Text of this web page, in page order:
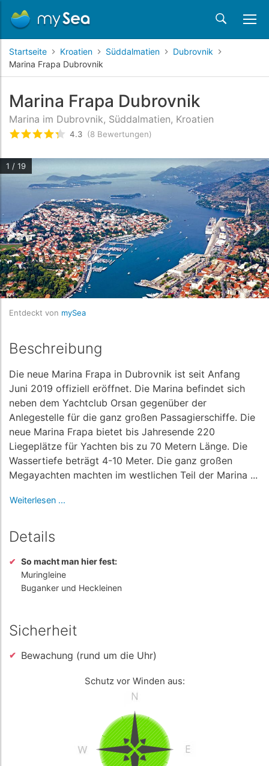
Startseite Kroatien Süddalmatien
Dubrovnik
Marina Frapa Dubrovnik
Marina Frapa Dubrovnik
Marina im Dubrovnik, Süddalmatien, Kroatien
bewertet4.3/5 beyogen auf
4.3 (8 Bewertungen)
1 / 19
Entdeckt von mySea
Beschreibung
Die neue Marina Frapa in Dubrovnik ist seit Anfang
Juni 2019 offiziell eröffnet. Die Marina befindet sich
neben dem Yachtclub Orsan gegenüber der
Anlegestelle für die ganz großen Passagierschiffe. Die
neue Marina Frapa bietet bis Jahresende 220
Liegeplätze für Yachten bis zu 70 Metern Länge. Die
Wassertiefe beträgt 4-10 Meter. Die ganz großen
Megayachten machten im westlichen Teil der Marina ...
Weiterlesen ...
Details
So macht man hier fest:
Muringleine
Buganker und Heckleinen
Sicherheit
Bewachung (rund um die Uhr)
Schutz vor Winden aus: